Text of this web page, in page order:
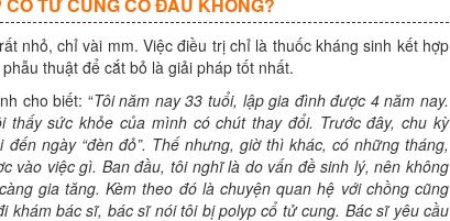
nhỏ, chỉ vài mm. Việc điều trị chỉ là thuốc kháng sinh kết hợp
thuật để cắt bỏ là giải pháp tốt nhất.
cho biết: “Tôi năm nay 33 tuổi, lập gia đình được 4 năm nay.
thấy sức khỏe của mình có chút thay đổi. Trước đây, chu kỳ
ngày “đèn đỏ”. Thế nhưng, giờ thì khác, có những tháng,
vào việc gì. Ban đầu, tôi nghĩ là do vấn đề sinh lý, nên không
gia tăng. Kèm theo đó là chuyện quan hệ với chồng cũng
khám bác sĩ, bác sĩ nói tôi bị polyp cổ tử cung. Bác sĩ yêu cầu